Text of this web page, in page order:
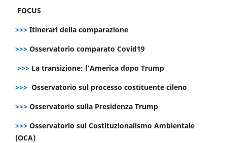
FOCUS
>>> Itinerari della comparazione
>>> Osservatorio comparato Covid19
>>> La transizione: l’America dopo Trump
>>> Osservatorio sul processo costituente cileno
>>> Osservatorio sulla Presidenza Trump
>>> Osservatorio sul Costituzionalismo Ambientale
(OCA)